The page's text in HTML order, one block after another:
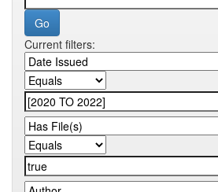
Current filters: